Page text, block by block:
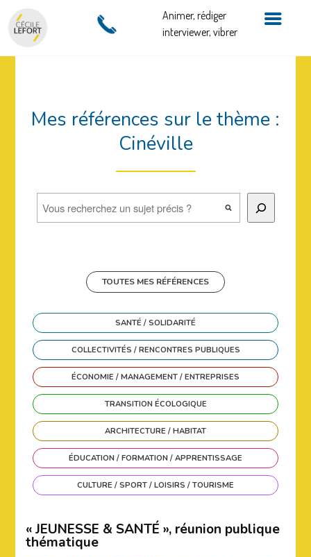
Mes références sur le thème :
Cinéville
Rechercher
TOUTES MES RÉFÉRENCES
SANTÉ / SOLIDARITÉ
COLLECTIVITÉS / RENCONTRES PUBLIQUES
ÉCONOMIE / MANAGEMENT / ENTREPRISES
TRANSITION ÉCOLOGIQUE
ARCHITECTURE / HABITAT
ÉDUCATION / FORMATION / APPRENTISSAGE
CULTURE / SPORT / LOISIRS / TOURISME
« JEUNESSE & SANTÉ », réunion publique
thématique
Animer, rédiger
interviewer, vibrer